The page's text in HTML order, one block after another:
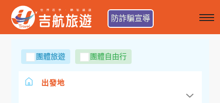
防詐騙宣導
團體旅遊 團體自由行
出發地